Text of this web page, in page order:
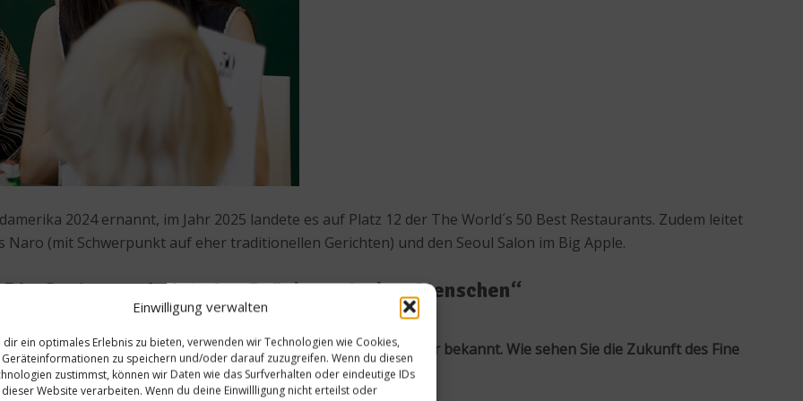
Einwilligung verwalten
dir ein optimales Erlebnis zu bieten, verwenden wir Technologien wie Cookies,
Geräteinformationen zu speichern und/oder darauf zuzugreifen. Wenn du diesen
zustimmst, können wir Daten wie das Surfverhalten oder eindeutige IDs
dieser Website verarbeiten. Wenn du deine Einwillligung nicht erteilst oder
2024 ernannt, im Jahr 2025 landete es auf Platz 12 der The World´s 50 Best Restaurants. Zudem leitet
(mit Schwerpunkt auf eher traditionellen Gerichten) und den Seoul Salon im Big Apple.
Gastronomie ist eine Brücke zwischen Menschen“
Sie sind beide in der internationalen Gastronomieszene sehr bekannt. Wie sehen Sie die Zukunft des Fine
wirtschaftlichen Herausforderungen geprägt ist?